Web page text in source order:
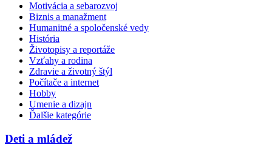
Motivácia a sebarozvoj
Biznis a manažment
Humanitné a spoločenské vedy
História
Životopisy a reportáže
Vzťahy a rodina
Zdravie a životný štýl
Počítače a internet
Hobby
Umenie a dizajn
Ďalšie kategórie
Deti a mládež